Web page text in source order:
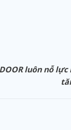
luôn nỗ